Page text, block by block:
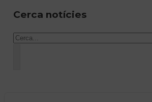
Cerca notícies
Cercar